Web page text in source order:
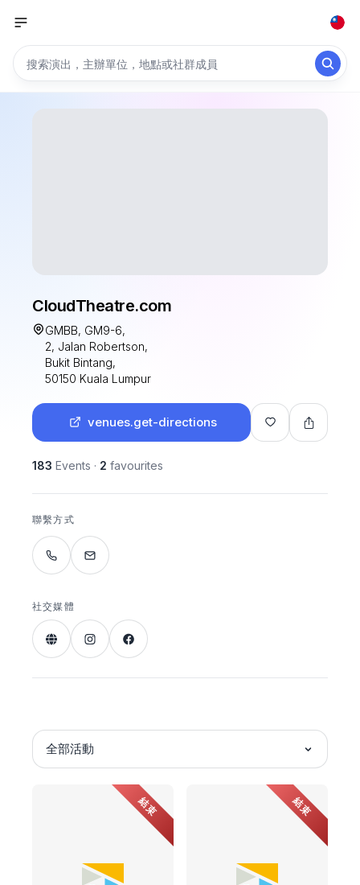
CloudTheatre.com
GMBB, GM9-6,
2, Jalan Robertson,
Bukit Bintang,
50150 Kuala Lumpur
venues.get-directions
183 Events · 2 favourites
聯繫方式
社交媒體
全部活動
結束 結束